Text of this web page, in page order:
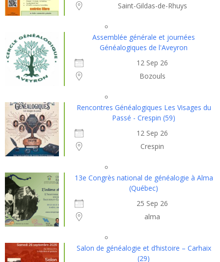
Saint-Gildas-de-Rhuys
Assemblée générale et journées
Généalogiques de l'Aveyron
12 Sep 26
Bozouls
Rencontres Généalogiques Les Visages du
Passé - Crespin (59)
12 Sep 26
Crespin
13e Congrès national de généalogie à Alma
(Québec)
25 Sep 26
alma
Salon de généalogie et d’histoire – Carhaix
(29)